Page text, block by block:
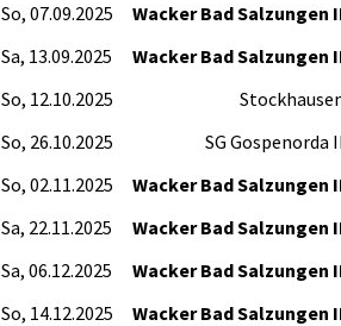
So, 07.09.2025 Wacker Bad Salzungen
Sa, 13.09.2025 Wacker Bad Salzungen
So, 12.10.2025
So, 26.10.2025 SG Gospenorda
So, 02.11.2025 Wacker Bad Salzungen
Sa, 22.11.2025 Wacker Bad Salzungen
Sa, 06.12.2025 Wacker Bad Salzungen
So, 14.12.2025 Wacker Bad Salzungen